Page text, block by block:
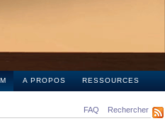
A PROPOS RESSOURCES
FAQ Rechercher